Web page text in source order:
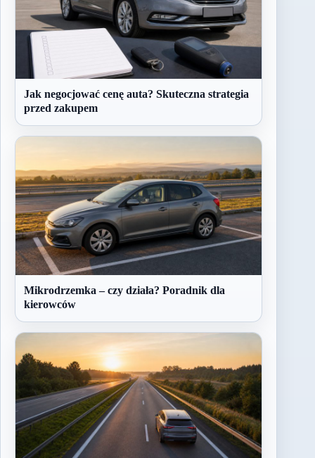
Jak negocjować cenę auta? Skuteczna strategia
przed zakupem
Mikrodrzemka – czy działa? Poradnik dla
kierowców